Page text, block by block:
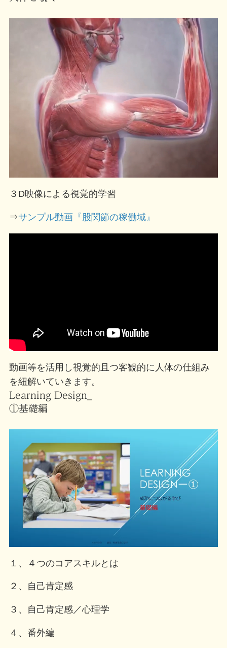
３D映像による視覚的学習
⇒サンプル動画『股関節の稼働域』
動画等を活用し視覚的且つ客観的に人体の仕組み
を紐解いていきます。
Learning Design_
①基礎編
１、４つのコアスキルとは
２、自己肯定感
３、自己肯定感／心理学
４、番外編